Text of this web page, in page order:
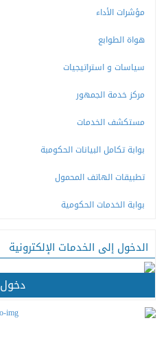
مؤشرات الأداء
هواة الطوابع
سياسات و استراتيجيات
مركز خدمة الجمهور
مستكشف الخدمات
بوابة تكامل البيانات الحكومبة
تطبيقات الهاتف المحمول
بوابة الخدمات الحكومية
الدخول إلى الخدمات الإلكترونية
دخول